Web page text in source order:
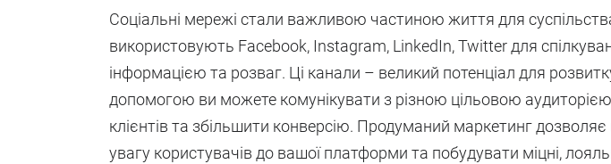
Соціальні мережі стали важливою частиною життя для
використовують Facebook, Instagram, LinkedIn, Twitter для
інформацією та розваг. Ці канали – великий потенціал для
допомогою ви можете комунікувати з різною цільовою
клієнтів та збільшити конверсію. Продуманий маркетинг
увагу користувачів до вашої платформи та побудувати міцні,